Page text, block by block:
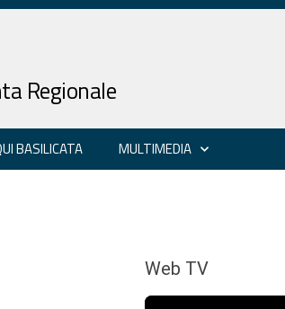
Regionale
BASILICATA MULTIMEDIA
Web TV